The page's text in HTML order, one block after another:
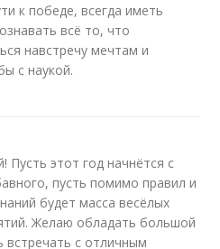
к победе, всегда иметь
всё то, что
навстречу мечтам и
с наукой.
Пусть этот год начнётся с
пусть помимо правил и
будет масса весёлых
Желаю обладать большой
встречать с отличным